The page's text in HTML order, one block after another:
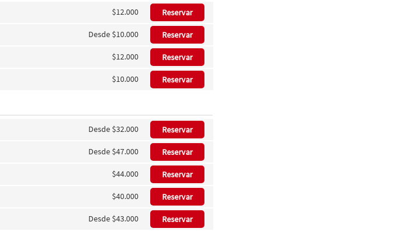
$12.000 Reservar
Desde $10.000 Reservar
$12.000 Reservar
$10.000 Reservar
Desde $32.000 Reservar
Desde $47.000 Reservar
$44.000 Reservar
$40.000 Reservar
Desde $43.000 Reservar